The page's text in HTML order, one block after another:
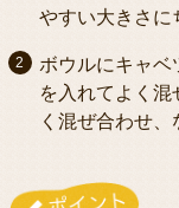
やすい大きさに
ボウルにキャベ
を入れてよく混
く混ぜ合わせ、